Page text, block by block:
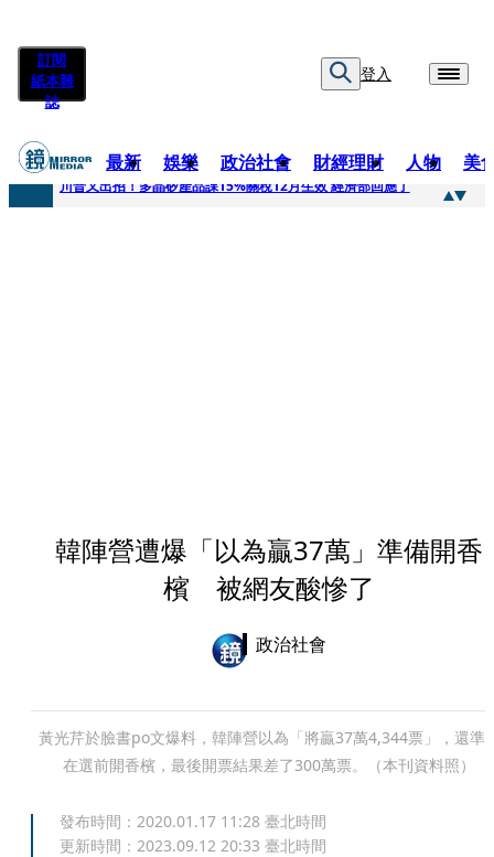
訂閱
紙本雜
誌
登入
最新 娛樂 政治社會 財經理財 人物 美
快訊
川普又出招！多晶矽產品課15%關稅12月生效 經濟部回應了
韓陣營遭爆「以為贏37萬」準備開香
檳 被網友酸慘了
政治社會
黃光芹於臉書po文爆料，韓陣營以為「將贏37萬4,344票」，還準
在選前開香檳，最後開票結果差了300萬票。（本刊資料照）
發布時間： 2020.01.17 11:28 臺北時間
更新時間： 2023.09.12 20:33 臺北時間